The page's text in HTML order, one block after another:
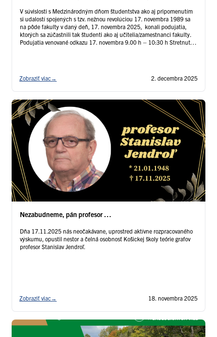
V súvislosti s Medzinárodným dňom študentstva ako aj pripomenutím
si udalostí spojených s tzv. nežnou revolúciou 17. novembra 1989 sa
na pôde fakulty v daný deň, 17. novembra 2025, konali podujatia,
ktorých sa zúčastnili tak študenti ako aj učitelia/zamestnanci fakulty.
Podujatia venované odkazu 17. novembra 9.00 h – 10:30 h Stretnutie
Zobraziť viac→ 2. decembra 2025
Nezabudneme, pán profesor …
Dňa 17.11.2025 nás neočakávane, uprostred aktívne rozpracovaného
výskumu, opustil nestor a čelná osobnosť Košickej školy teórie grafov
profesor Stanislav Jendroľ.
Zobraziť viac→ 18. novembra 2025